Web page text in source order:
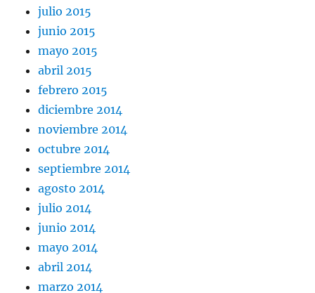
julio 2015
junio 2015
mayo 2015
abril 2015
febrero 2015
diciembre 2014
noviembre 2014
octubre 2014
septiembre 2014
agosto 2014
julio 2014
junio 2014
mayo 2014
abril 2014
marzo 2014